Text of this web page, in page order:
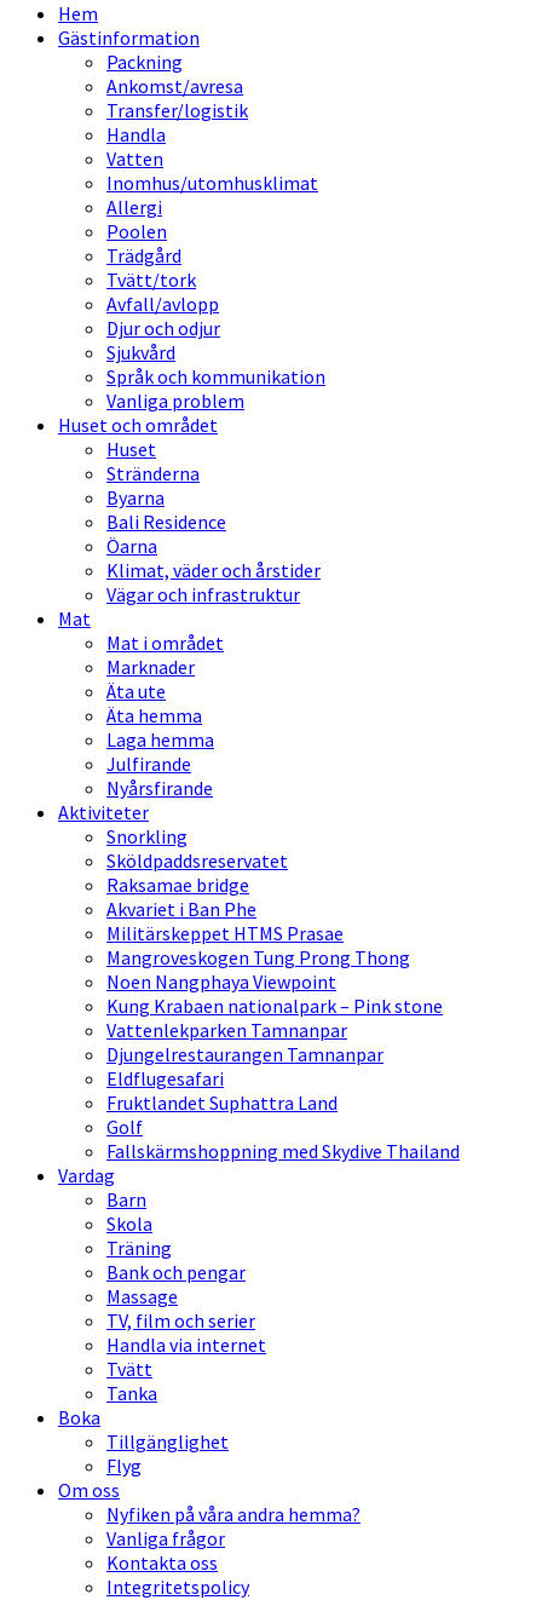
Hem
Gästinformation
Packning
Ankomst/avresa
Transfer/logistik
Handla
Vatten
Inomhus/utomhusklimat
Allergi
Poolen
Trädgård
Tvätt/tork
Avfall/avlopp
Djur och odjur
Sjukvård
Språk och kommunikation
Vanliga problem
Huset och området
Huset
Stränderna
Byarna
Bali Residence
Öarna
Klimat, väder och årstider
Vägar och infrastruktur
Mat
Mat i området
Marknader
Äta ute
Äta hemma
Laga hemma
Julfirande
Nyårsfirande
Aktiviteter
Snorkling
Sköldpaddsreservatet
Raksamae bridge
Akvariet i Ban Phe
Militärskeppet HTMS Prasae
Mangroveskogen Tung Prong Thong
Noen Nangphaya Viewpoint
Kung Krabaen nationalpark – Pink stone
Vattenlekparken Tamnanpar
Djungelrestaurangen Tamnanpar
Eldflugesafari
Fruktlandet Suphattra Land
Golf
Fallskärmshoppning med Skydive Thailand
Vardag
Barn
Skola
Träning
Bank och pengar
Massage
TV, film och serier
Handla via internet
Tvätt
Tanka
Boka
Tillgänglighet
Flyg
Om oss
Nyfiken på våra andra hemma?
Vanliga frågor
Kontakta oss
Integritetspolicy